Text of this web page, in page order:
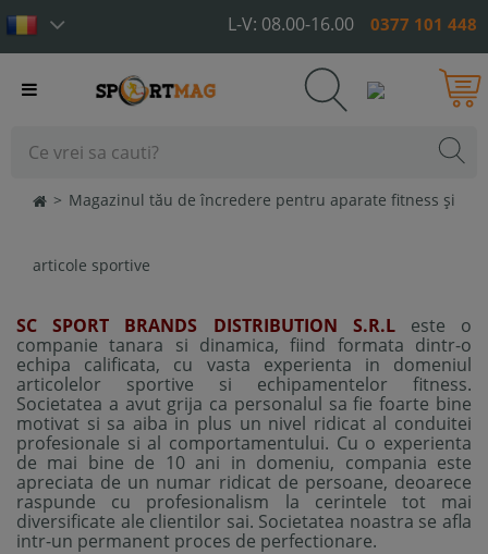
L-V: 08.00-16.00 0377 101 448
Toggle
> Magazinul tău de încredere pentru aparate fitness și
articole sportive
SC SPORT BRANDS DISTRIBUTION S.R.Leste o
companie tanara si dinamica, fiind formata dintr-o
echipa calificata, cu vasta experienta in domeniul
articolelor sportive si echipamentelor fitness.
Societatea a avut grija ca personalul sa fie foarte bine
motivat si sa aiba in plus un nivel ridicat al conduitei
profesionale si al comportamentului. Cu o experienta
de mai bine de 10 ani in domeniu, compania este
apreciata de un numar ridicat de persoane, deoarece
raspunde cu profesionalism la cerintele tot mai
diversificate ale clientilor sai. Societatea noastra se afla
intr-un permanent proces de perfectionare.